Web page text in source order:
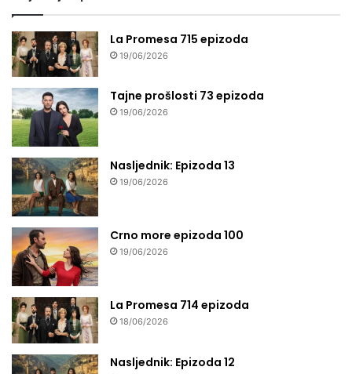
La Promesa 715 epizoda
19/06/2026
Tajne prošlosti 73 epizoda
19/06/2026
Nasljednik: Epizoda 13
19/06/2026
Crno more epizoda 100
19/06/2026
La Promesa 714 epizoda
18/06/2026
Nasljednik: Epizoda 12